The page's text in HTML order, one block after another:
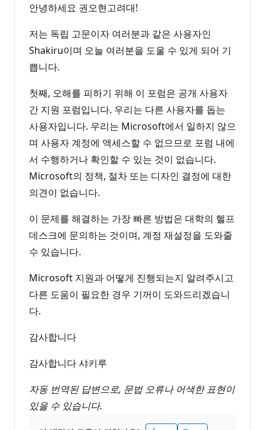
안녕하세요 권오현고려대!
저는 독립 고문이자 여러분과 같은 사용자인
Shakiru이며 오늘 여러분을 도울 수 있게 되어 기
쁩니다.
첫째, 오해를 피하기 위해 이 포럼은 공개 사용자
간 지원 포럼입니다. 우리는 다른 사용자를 돕는
사용자입니다. 우리는 Microsoft에서 일하지 않으
며 사용자 계정에 액세스할 수 없으므로 포럼 내에
서 수행하거나 확인할 수 있는 것이 없습니다.
Microsoft의 정책, 절차 또는 디자인 결정에 대한
의견이 없습니다.
이 문제를 해결하는 가장 빠른 방법은 대학의 헬프
데스크에 문의하는 것이며, 계정 재설정을 도와줄
수 있습니다.
Microsoft 지원과 어떻게 진행되는지 알려주시고
다른 도움이 필요한 경우 기꺼이 도와드리겠습니
다.
감사합니다
감사합니다 샤키루
자동 번역된 답변으로, 문법 오류나 어색한 표현이
있을 수 있습니다.